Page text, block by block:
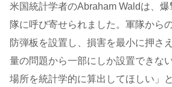
米国統計学者のAbraham Waldは、
隊に呼び寄せられました。軍隊から
防弾板を設置し、損害を最小に押さ
量の問題から一部にしか設置できな
場所を統計学的に算出してほしい」